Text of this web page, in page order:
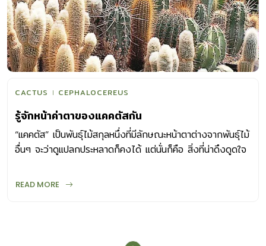
CACTUS CEPHALOCEREUS
รู้จักหน้าค่าตาของแคคตัสกัน
“แคคตัส” เป็นพันธุ์ไม้สกุลหนึ่งที่มีลักษณะหน้าตาต่างจากพันธุ์ไม้
อื่นๆ จะว่าดูแปลกประหลาดก็คงได้ แต่นั่นก็คือ สิ่งที่น่าดึงดูดใจ
แคคตัสเป็นไม้อวบน้ำที่มีรูปทรงตันหลากหลาย ทั้งแบบทรงกลม
เมตรๆ และอาจเป็นลำสูงใหญ่กว่า 20 เมตร หรือมีลักษณะเป็น
READ MORE